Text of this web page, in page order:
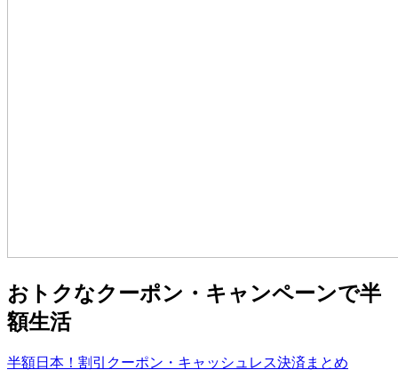
おトクなクーポン・キャンペーンで半
額生活
半額日本！割引クーポン・キャッシュレス決済まとめ